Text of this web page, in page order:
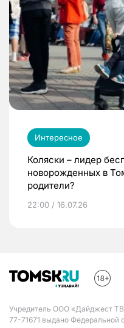
Интересное
Коляски – лидер
новорожденных в
родители?
22:00 / 16.07.26
Учредитель ООО «Дайджест
77-71671 выдано Федеральной